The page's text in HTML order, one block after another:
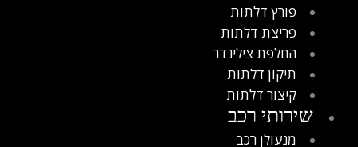
פורץ דלתות
פריצת דלתות
החלפת צילינדר
תיקון דלתות
קיצור דלתות
שירותי רכב
מנעולן רכב